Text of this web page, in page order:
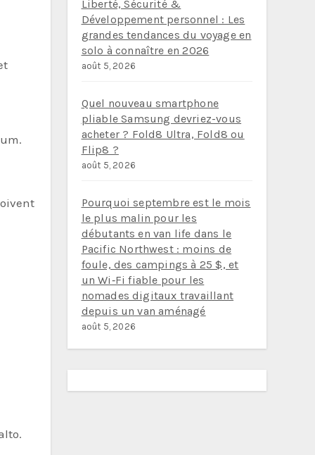
Liberté, Sécurité &
Développement personnel : Les
grandes tendances du voyage en
solo à connaître en 2026
août 5, 2026
Quel nouveau smartphone
pliable Samsung devriez-vous
acheter ? Fold8 Ultra, Fold8 ou
Flip8 ?
août 5, 2026
Pourquoi septembre est le mois
le plus malin pour les
débutants en van life dans le
Pacific Northwest : moins de
foule, des campings à 25 $, et
un Wi‑Fi fiable pour les
nomades digitaux travaillant
depuis un van aménagé
août 5, 2026